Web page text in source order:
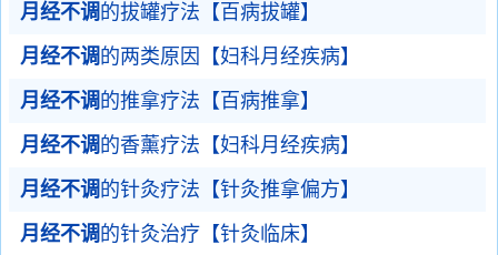
月经不调 的拔罐疗法【百病拔罐】
月经不调 的两类原因【妇科月经疾病】
月经不调 的推拿疗法【百病推拿】
月经不调 的香薰疗法【妇科月经疾病】
月经不调 的针灸疗法【针灸推拿偏方】
月经不调 的针灸治疗【针灸临床】